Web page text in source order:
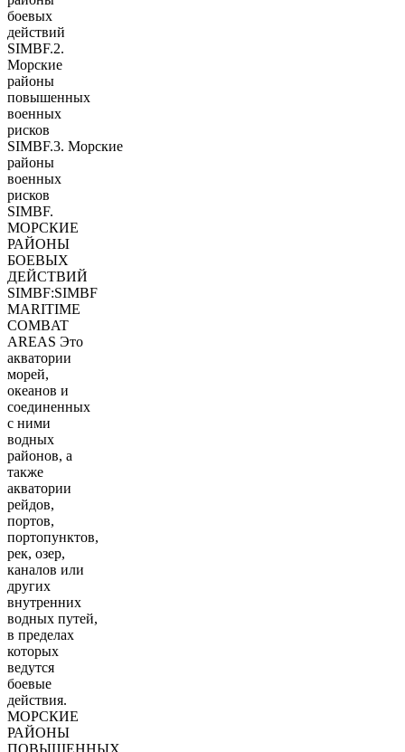
боевых
действий
SIMBF.2.
Морские
районы
повышенных
военных
рисков
SIMBF.3. Морские
районы
военных
рисков
SIMBF.
МОРСКИЕ
РАЙОНЫ
БОЕВЫХ
ДЕЙСТВИЙ
SIMBF:SIMBF
MARITIME
COMBAT
AREAS Это
акватории
морей,
океанов и
соединенных
с ними
водных
районов, а
также
акватории
рейдов,
портов,
портопунктов,
рек, озер,
каналов или
других
внутренних
водных путей,
в пределах
которых
ведутся
боевые
действия.
МОРСКИЕ
РАЙОНЫ